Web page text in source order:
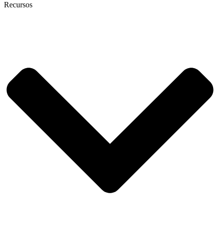
Recursos